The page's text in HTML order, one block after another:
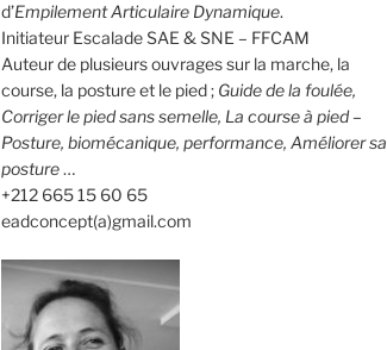
d’Empilement Articulaire Dynamique.
Initiateur Escalade SAE & SNE – FFCAM
Auteur de plusieurs ouvrages sur la marche, la
course, la posture et le pied ; Guide de la foulée,
Corriger le pied sans semelle, La course à pied –
Posture, biomécanique, performance, Améliorer sa
posture…
+212 665 15 60 65
eadconcept(a)gmail.com